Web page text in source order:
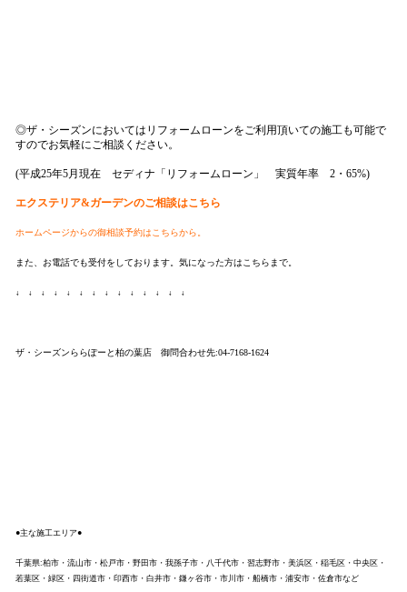
◎ザ・シーズンにおいてはリフォームローンをご利用頂いての施工も可能で
すのでお気軽にご相談ください。
(平成25年5月現在 セディナ「リフォームローン」 実質年率 2・65%)
エクステリア&ガーデンのご相談はこちら
ホームページからの御相談予約はこちらから。
また、お電話でも受付をしております。気になった方はこちらまで。
↓ ↓ ↓ ↓ ↓ ↓ ↓ ↓ ↓ ↓ ↓ ↓ ↓ ↓
ザ・シーズンららぽーと柏の葉店 御問合わせ先:04-7168-1624
●主な施工エリア●
千葉県:柏市・流山市・松戸市・野田市・我孫子市・八千代市・習志野市・美浜区・稲毛区・中央区・
若葉区・緑区・四街道市・印西市・白井市・鎌ヶ谷市・市川市・船橋市・浦安市・佐倉市など